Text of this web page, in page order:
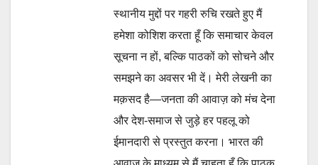
स्थानीय मुद्दों पर गहरी रुचि रखते हुए मैं
हमेशा कोशिश करता हूँ कि समाचार केवल
सूचना न हों, बल्कि पाठकों को सोचने और
समझने का अवसर भी दें। मेरी लेखनी का
मक़सद है—जनता की आवाज़ को मंच देना
और देश-समाज से जुड़े हर पहलू को
ईमानदारी से प्रस्तुत करना। भारत की